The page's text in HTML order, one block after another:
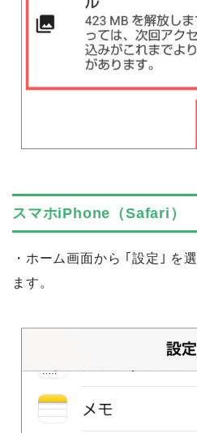
スマホiPhone（Safari）
・ホーム画面から ｢設定｣ を
ます。